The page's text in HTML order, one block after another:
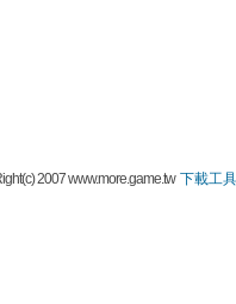
2007 www.more.game.tw下載工